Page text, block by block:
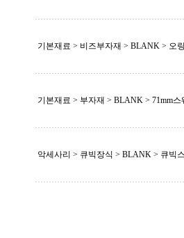
기본재료 > 비즈부자재 > BLANK > 오
기본재료 > 부자재 > BLANK > 71mm
악세사리 > 큐빅장식 > BLANK > 큐빅